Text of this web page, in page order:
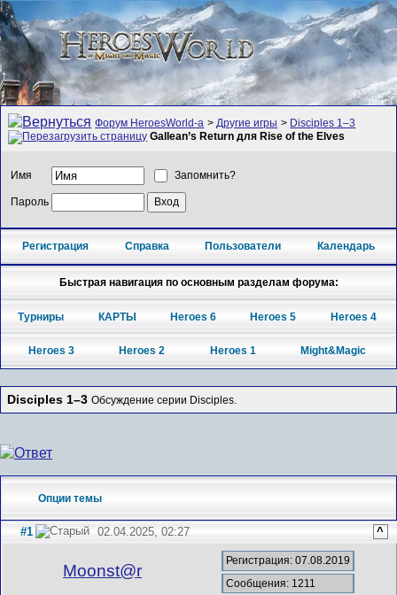
Форум HeroesWorld-а >Другие игры > Disciples 1–3
Gallean’s Return для Rise of the Elves
Имя Запомнить?
Пароль
Регистрация Справка Пользователи Календарь
Быстрая навигация по основным разделам форума:
Турниры КАРТЫ Heroes 6 Heroes 5 Heroes 4
Heroes 3 Heroes 2 Heroes 1 Might&Magic
Disciples 1–3 Обсуждение серии Disciples.
Опции темы
#1 02.04.2025, 02:27 ^
Mооnst@r
Регистрация: 07.08.2019
Сообщения: 1211